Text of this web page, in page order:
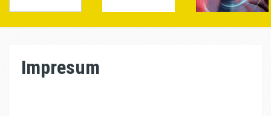
Impresum